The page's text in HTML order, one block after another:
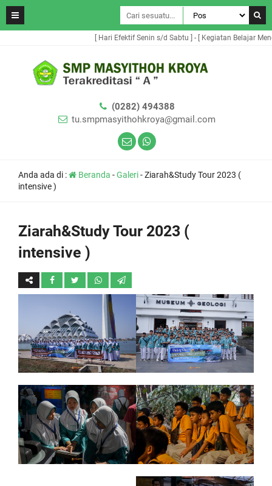
[ Hari Efektif Senin s/d Sabtu ] - [ Kegiatan Belajar
(0282) 494388
tu.smpmasyithohkroya@gmail.com
Anda ada di : Beranda -Galeri-Ziarah&Study Tour 2023 (
intensive )
Ziarah&Study Tour 2023 (
intensive )